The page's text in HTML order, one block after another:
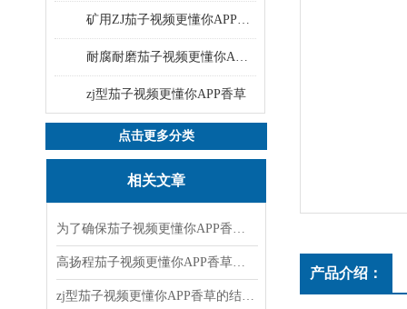
矿用ZJ茄子视频更懂你APP香草
耐腐耐磨茄子视频更懂你APP香草
zj型茄子视频更懂你APP香草
点击更多分类
相关文章
为了确保茄子视频更懂你APP香草的正常运行和延长使用寿命，以下几点需要注意
高扬程茄子视频更懂你APP香草的使用和维护方法
zj型茄子视频更懂你APP香草的结构原理、应用领域和维护保养
产品介绍：